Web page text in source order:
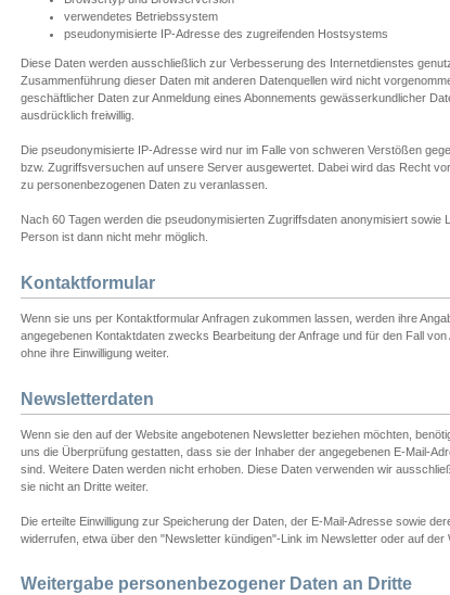
verwendetes Betriebssystem
pseudonymisierte IP-Adresse des zugreifenden Hostsystems
Diese Daten werden ausschließlich zur Verbesserung des Internetdienstes
Zusammenführung dieser Daten mit anderen Datenquellen wird nicht
geschäftlicher Daten zur Anmeldung eines Abonnements gewässerkundlicher
ausdrücklich freiwillig.
Die pseudonymisierte IP-Adresse wird nur im Falle von schweren Verstößen
bzw. Zugriffsversuchen auf unsere Server ausgewertet. Dabei wird das Recht
zu personenbezogenen Daten zu veranlassen.
Nach 60 Tagen werden die pseudonymisierten Zugriffsdaten anonymisiert
Person ist dann nicht mehr möglich.
Kontaktformular
Wenn sie uns per Kontaktformular Anfragen zukommen lassen, werden ihre
angegebenen Kontaktdaten zwecks Bearbeitung der Anfrage und für den Fall
ohne ihre Einwilligung weiter.
Newsletterdaten
Wenn sie den auf der Website angebotenen Newsletter beziehen möchten,
uns die Überprüfung gestatten, dass sie der Inhaber der angegebenen E-Mail-
sind. Weitere Daten werden nicht erhoben. Diese Daten verwenden wir
sie nicht an Dritte weiter.
Die erteilte Einwilligung zur Speicherung der Daten, der E-Mail-Adresse sowie
widerrufen, etwa über den "Newsletter kündigen"-Link im Newsletter oder auf der
Weitergabe personenbezogener Daten an Dritte